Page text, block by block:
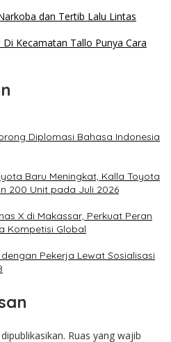
dan Tertib Lalu Lintas
Di Kecamatan Tallo Punya Cara
Diplomasi Bahasa Indonesia
Baru Meningkat, Kalla Toyota
200 Unit pada Juli 2026
X di Makassar, Perkuat Peran
Kompetisi Global
Pekerja Lewat Sosialisasi
Ruas yang wajib